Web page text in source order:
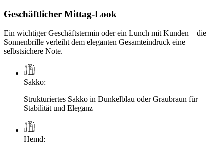
Geschäftlicher Mittag-Look
Ein wichtiger Geschäftstermin oder ein Lunch mit Kunden – die
Sonnenbrille verleiht dem eleganten Gesamteindruck eine
selbstsichere Note.
Sakko:
Strukturiertes Sakko in Dunkelblau oder Graubraun für
Stabilität und Eleganz
Hemd: